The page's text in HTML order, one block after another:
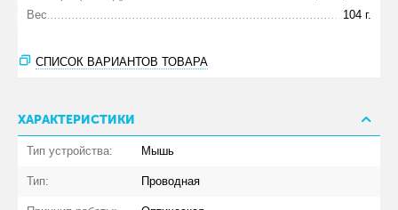
Вес
104 г.
СПИСОК ВАРИАНТОВ ТОВАРА
ХАРАКТЕРИСТИКИ
Тип устройства: Мышь
Тип: Проводная